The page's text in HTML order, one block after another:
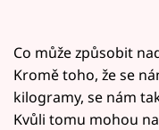
Co může způsobit
Kromě toho, že se
kilogramy, se nám
Kvůli tomu mohou